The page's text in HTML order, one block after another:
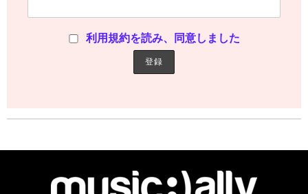
利用規約を読み、同意しました